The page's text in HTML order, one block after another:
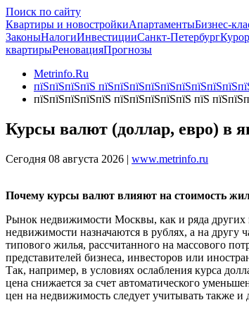
Поиск по сайту
Квартиры и новостройкиАпартаментыБизнес-
ЗаконыНалогиИнвестицииСанкт-Петербург
квартирыРеновацияПрогнозы
Metrinfo.Ru
пїЅпїЅпїЅпїЅ
пїЅпїЅпїЅпїЅпїЅ пїЅпїЅпїЅпїЅпїЅ пїЅ
Курсы валют (доллар, евро) в
Сегодня 08 августа 2026 | www.metrinfo.ru
Почему курсы валют влияют на стоимость
Рынок недвижимости Москвы, как и ряда других
недвижимости назначаются в рублях, а на другу
типового жилья, рассчитанного на массового
представителей бизнеса, инвесторов или
Так, например, в условиях ослабления курса
цена снижается за счет автоматического
цен на недвижимость следует учитывать также